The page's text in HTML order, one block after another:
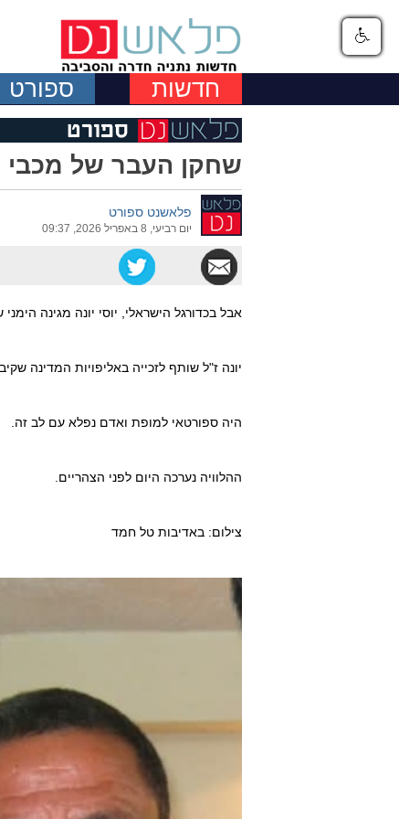
חדשות ספורט
שחקן העבר של מכבי
פלאשנט ספורט
יום רביעי, 8 באפריל 2026, 09:37
אבל בכדורגל הישראלי, יוסי יונה מגינה הימני
יונה ז"ל שותף לזכייה באליפויות המדינה
היה ספורטאי למופת ואדם נפלא עם לב זה.
ההלוויה נערכה היום לפני הצהריים.
צילום: באדיבות טל חמד